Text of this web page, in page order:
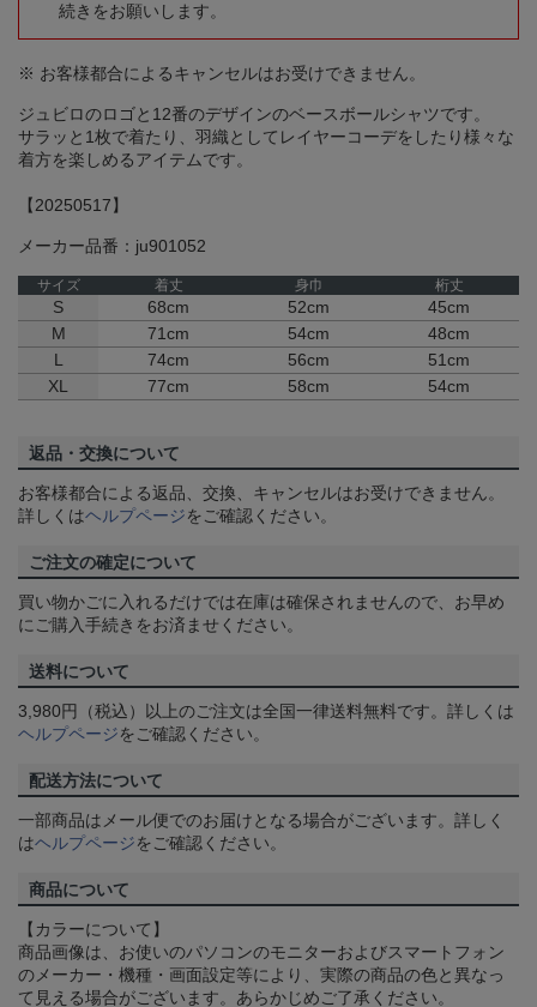
続きをお願いします。
※ お客様都合によるキャンセルはお受けできません。
ジュビロのロゴと12番のデザインのベースボールシャツです。
サラッと1枚で着たり、羽織としてレイヤーコーデをしたり様々な
着方を楽しめるアイテムです。
【20250517】
メーカー品番：ju901052
サイズ 着丈 身巾 桁丈
S 68cm 52cm
45cm
M
71cm 54cm
48cm
L
74cm 56cm
51cm
XL
77cm 58cm 54cm
返品・交換について
お客様都合による返品、交換、キャンセルはお受けできません。
詳しくはヘルプページをご確認ください。
ご注文の確定について
買い物かごに入れるだけでは在庫は確保されませんので、お早め
にご購入手続きをお済ませください。
送料について
3,980円（税込）以上のご注文は全国一律送料無料です。詳しくは
ヘルプページをご確認ください。
配送方法について
一部商品はメール便でのお届けとなる場合がございます。詳しく
はヘルプページをご確認ください。
商品について
【カラーについて】
商品画像は、お使いのパソコンのモニターおよびスマートフォン
のメーカー・機種・画面設定等により、実際の商品の色と異なっ
て見える場合がございます。あらかじめご了承ください。